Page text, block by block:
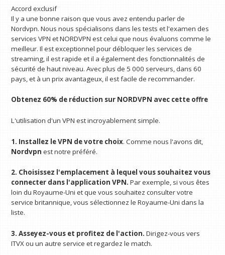
Accord exclusif
Il y a une bonne raison que vous avez entendu parler de
Nordvpn. Nous nous spécialisons dans les tests et l'examen des
services VPN et NORDVPN est celui que nous évaluons comme le
meilleur. Il est exceptionnel pour débloquer les services de
streaming, il est rapide et il a également des fonctionnalités de
sécurité de haut niveau. Avec plus de 5 000 serveurs, dans 60
pays, et à un prix avantageux, il est facile de recommander.
Obtenez 60% de réduction sur NORDVPN avec cette offre
L'utilisation d'un VPN est incroyablement simple.
1. Installez le VPN de votre choix. Comme nous l'avons dit,
Nordvpn est notre préféré.
2. Choisissez l'emplacement à lequel vous souhaitez vous
connecter dans l'application VPN.Par exemple, si vous êtes
loin du Royaume-Uni et que vous souhaitez consulter votre
service britannique, vous sélectionnez le Royaume-Uni dans la
liste.
3. Asseyez-vous et profitez de l'action.Dirigez-vous vers
ITVX ou un autre service et regardez le match.